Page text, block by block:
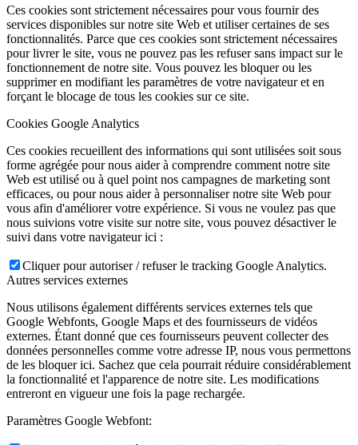
Ces cookies sont strictement nécessaires pour vous fournir des
services disponibles sur notre site Web et utiliser certaines de ses
fonctionnalités. Parce que ces cookies sont strictement nécessaires
pour livrer le site, vous ne pouvez pas les refuser sans impact sur le
fonctionnement de notre site. Vous pouvez les bloquer ou les
supprimer en modifiant les paramètres de votre navigateur et en
forçant le blocage de tous les cookies sur ce site.
Cookies Google Analytics
Ces cookies recueillent des informations qui sont utilisées soit sous
forme agrégée pour nous aider à comprendre comment notre site
Web est utilisé ou à quel point nos campagnes de marketing sont
efficaces, ou pour nous aider à personnaliser notre site Web pour
vous afin d'améliorer votre expérience. Si vous ne voulez pas que
nous suivions votre visite sur notre site, vous pouvez désactiver le
suivi dans votre navigateur ici :
Cliquer pour autoriser / refuser le tracking Google Analytics.
Autres services externes
Nous utilisons également différents services externes tels que
Google Webfonts, Google Maps et des fournisseurs de vidéos
externes. Étant donné que ces fournisseurs peuvent collecter des
données personnelles comme votre adresse IP, nous vous permettons
de les bloquer ici. Sachez que cela pourrait réduire considérablement
la fonctionnalité et l'apparence de notre site. Les modifications
entreront en vigueur une fois la page rechargée.
Paramètres Google Webfont: